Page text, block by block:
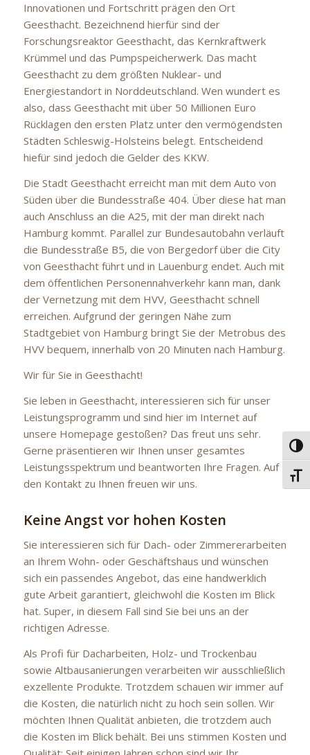
Innovationen und Fortschritt prägen den Ort
Geesthacht. Bezeichnend hierfür sind der
Forschungsreaktor Geesthacht, das Kernkraftwerk
Krümmel und das Pumpspeicherwerk. Das macht
Geesthacht zu dem größten Nuklear- und
Energiestandort in Norddeutschland. Wen wundert es
also, dass Geesthacht mit über 50 Millionen Euro
Rücklagen den ersten Platz unter den vermögendsten
Städten Schleswig-Holsteins belegt. Entscheidend
hiefür sind jedoch die Gelder des KKW.
Die Stadt Geesthacht erreicht man mit dem Auto von
Süden über die Bundesstraße 404. Über diese hat man
auch Anschluss an die A25, mit der man direkt nach
Hamburg kommt. Parallel zur Bundesautobahn verläuft
die Bundesstraße B5, die von Bergedorf über die City
von Geesthacht führt und in Lauenburg endet. Auch mit
dem öffentlichen Personennahverkehr kann man, dank
der Vernetzung mit dem HVV, Geesthacht schnell
erreichen. Aufgrund der geringen Nähe zum
Stadtgebiet von Hamburg bringt Sie der Metrobus des
HVV bequem, innerhalb von 20 Minuten nach Hamburg.
Wir für Sie in Geesthacht!
Sie leben in Geesthacht, interessieren sich für unser
Leistungsprogramm und sind hier im Internet auf
unsere Homepage gestoßen? Das freut uns sehr.
Gerne präsentieren wir Ihnen unser gesamtes
Leistungsspektrum und beantworten Ihre Fragen. Auf
den Kontakt zu Ihnen freuen wir uns.
Keine Angst vor hohen Kosten
Sie interessieren sich für Dach- oder Zimmererarbeiten
an Ihrem Wohn- oder Geschäftshaus und wünschen
sich ein passendes Angebot, das eine handwerklich
gute Arbeit garantiert, gleichwohl die Kosten im Blick
hat. Super, in diesem Fall sind Sie bei uns an der
richtigen Adresse.
Als Profi für Dacharbeiten, Holz- und Trockenbau
sowie Altbausanierungen verarbeiten wir ausschließlich
exzellente Produkte. Trotzdem schauen wir immer auf
die Kosten, die natürlich nicht zu hoch sein sollen. Wir
möchten Ihnen Qualität anbieten, die trotzdem auch
die Kosten im Blick behält. Bei uns stimmen Kosten und